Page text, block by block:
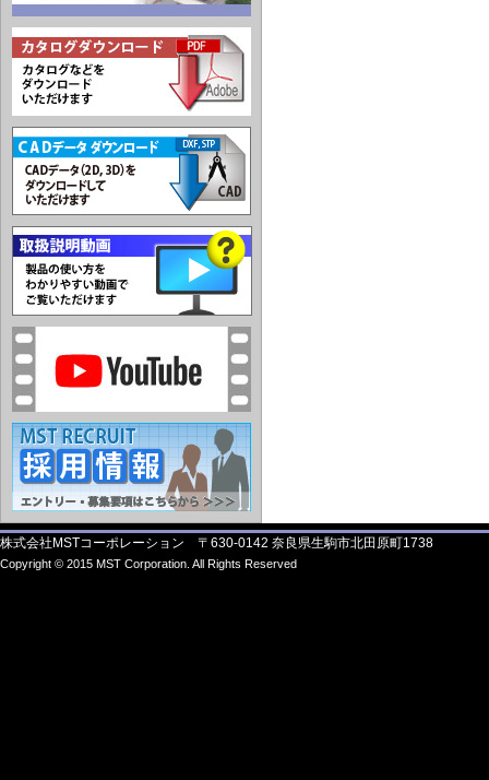
株式会社MSTコーポレーション 〒630-0142 奈良県生駒市北田原町1738
Copyright © 2015 MST Corporation. All Rights Reserved